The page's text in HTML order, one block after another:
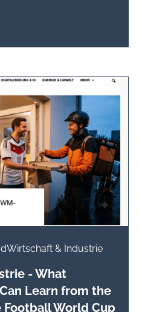
Wirtschaft & Industrie
- What
Learn from the
World Cup